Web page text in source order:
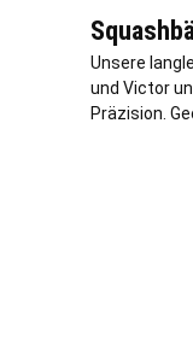
Unsere
und Victor
Präzision.